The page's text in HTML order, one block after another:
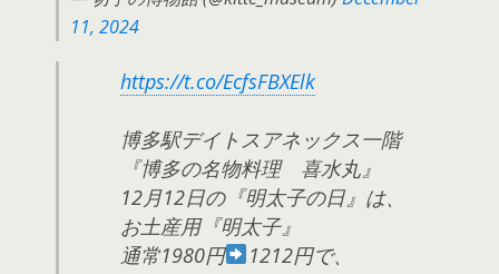
11, 2024
https://t.co/EcfsFBXElk
博多駅デイトスアネックス一階
『博多の名物料理 喜水丸』
12月12日の『明太子の日』は、
お土産用『明太子』
通常1980円
1212円で、